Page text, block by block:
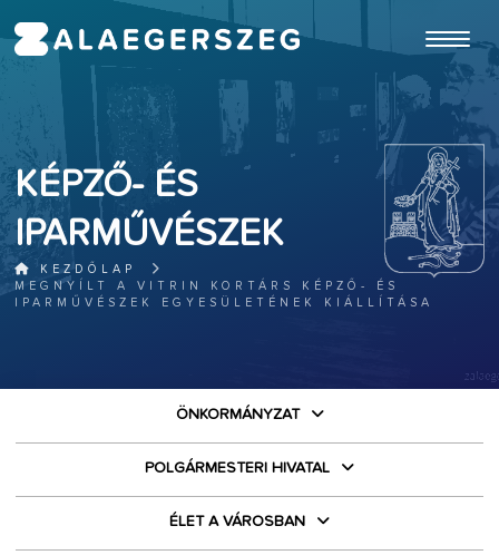
KÉPZŐ- ÉS
IPARMŰVÉSZEK
KEZDŐLAP
MEGNYÍLT A VITRIN KORTÁRS KÉPZŐ- ÉS
IPARMŰVÉSZEK EGYESÜLETÉNEK KIÁLLÍTÁSA
ÖNKORMÁNYZAT
POLGÁRMESTERI HIVATAL
ÉLET A VÁROSBAN